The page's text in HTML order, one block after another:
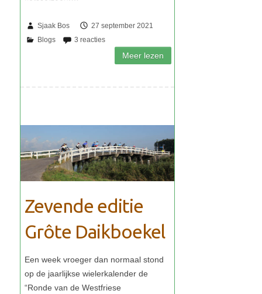
Sjaak Bos 27 september 2021
Zevende editie
Grôte Daikboekel